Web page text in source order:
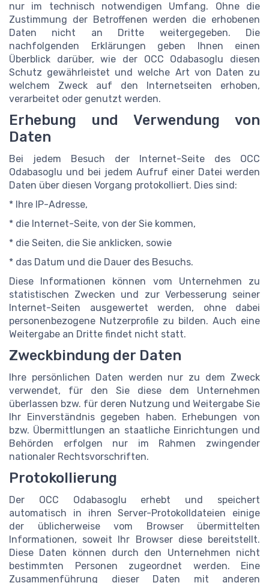
nur im technisch notwendigen Umfang. Ohne die
Zustimmung der Betroffenen werden die erhobenen
Daten nicht an Dritte weitergegeben. Die
nachfolgenden Erklärungen geben Ihnen einen
Überblick darüber, wie der OCC Odabasoglu diesen
Schutz gewährleistet und welche Art von Daten zu
welchem Zweck auf den Internetseiten erhoben,
verarbeitet oder genutzt werden.
Erhebung und Verwendung von
Daten
Bei jedem Besuch der Internet-Seite des OCC
Odabasoglu und bei jedem Aufruf einer Datei werden
Daten über diesen Vorgang protokolliert. Dies sind:
* Ihre IP-Adresse,
* die Internet-Seite, von der Sie kommen,
* die Seiten, die Sie anklicken, sowie
* das Datum und die Dauer des Besuchs.
Diese Informationen können vom Unternehmen zu
statistischen Zwecken und zur Verbesserung seiner
Internet-Seiten ausgewertet werden, ohne dabei
personenbezogene Nutzerprofile zu bilden. Auch eine
Weitergabe an Dritte findet nicht statt.
Zweckbindung der Daten
Ihre persönlichen Daten werden nur zu dem Zweck
verwendet, für den Sie diese dem Unternehmen
überlassen bzw. für deren Nutzung und Weitergabe Sie
Ihr Einverständnis gegeben haben. Erhebungen von
bzw. Übermittlungen an staatliche Einrichtungen und
Behörden erfolgen nur im Rahmen zwingender
nationaler Rechtsvorschriften.
Protokollierung
Der OCC Odabasoglu erhebt und speichert
automatisch in ihren Server-Protokolldateien einige
der üblicherweise vom Browser übermittelten
Informationen, soweit Ihr Browser diese bereitstellt.
Diese Daten können durch den Unternehmen nicht
bestimmten Personen zugeordnet werden. Eine
Zusammenführung dieser Daten mit anderen